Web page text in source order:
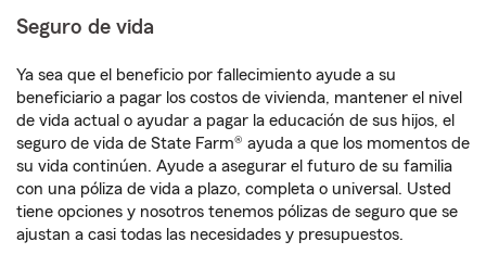
Seguro de vida
Ya sea que el beneficio por fallecimiento ayude a su
beneficiario a pagar los costos de vivienda, mantener el nivel
de vida actual o ayudar a pagar la educación de sus hijos, el
seguro de vida de State Farm® ayuda a que los momentos de
su vida continúen. Ayude a asegurar el futuro de su familia
con una póliza de vida a plazo, completa o universal. Usted
tiene opciones y nosotros tenemos pólizas de seguro que se
ajustan a casi todas las necesidades y presupuestos.